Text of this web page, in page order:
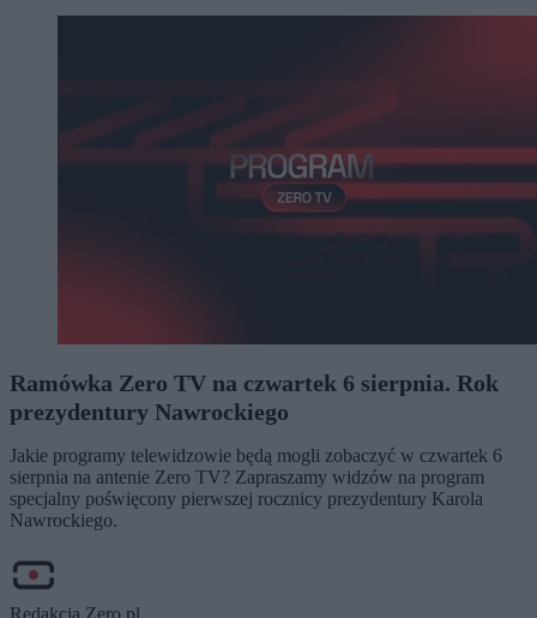
Ramówka Zero TV na czwartek 6 sierpnia. Rok
prezydentury Nawrockiego
Jakie programy telewidzowie będą mogli zobaczyć w czwartek 6
sierpnia na antenie Zero TV? Zapraszamy widzów na program
specjalny poświęcony pierwszej rocznicy prezydentury Karola
Nawrockiego.